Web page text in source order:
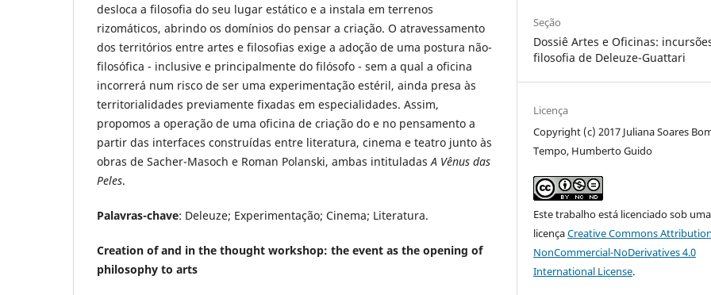
desloca a filosofia do seu lugar estático e a instala em terrenos
rizomáticos, abrindo os domínios do pensar a criação. O atravessamento
dos territórios entre artes e filosofias exige a adoção de uma postura não-
filosófica - inclusive e principalmente do filósofo - sem a qual a oficina
incorrerá num risco de ser uma experimentação estéril, ainda presa às
territorialidades previamente fixadas em especialidades. Assim,
propomos a operação de uma oficina de criação do e no pensamento a
partir das interfaces construídas entre literatura, cinema e teatro junto às
obras de Sacher-Masoch e Roman Polanski, ambas intituladasA Vênus das
Peles.
Palavras-chave: Deleuze; Experimentação; Cinema; Literatura.
Creation of and in the thought workshop: the event as the opening of
philosophy to arts
Seção
Dossiê Artes e Oficinas:
filosofia de Deleuze-Guattari
Licença
Copyright (c) 2017 Juliana Soares
Tempo, Humberto Guido
Este trabalho está licenciado sob uma
licençaCreative Commons
NonCommercial-NoDerivatives 4.0
International License.